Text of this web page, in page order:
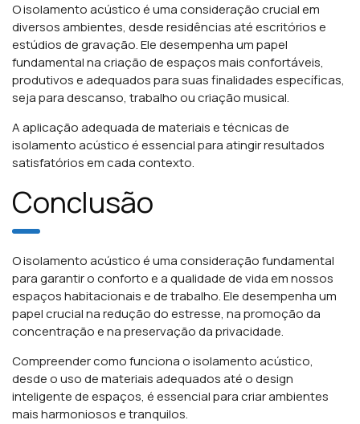
O isolamento acústico é uma consideração crucial em
diversos ambientes, desde residências até escritórios e
estúdios de gravação. Ele desempenha um papel
fundamental na criação de espaços mais confortáveis,
produtivos e adequados para suas finalidades específicas,
seja para descanso, trabalho ou criação musical.
A aplicação adequada de materiais e técnicas de
isolamento acústico é essencial para atingir resultados
satisfatórios em cada contexto.
Conclusão
O isolamento acústico é uma consideração fundamental
para garantir o conforto e a qualidade de vida em nossos
espaços habitacionais e de trabalho. Ele desempenha um
papel crucial na redução do estresse, na promoção da
concentração e na preservação da privacidade.
Compreender como funciona o isolamento acústico,
desde o uso de materiais adequados até o design
inteligente de espaços, é essencial para criar ambientes
mais harmoniosos e tranquilos.